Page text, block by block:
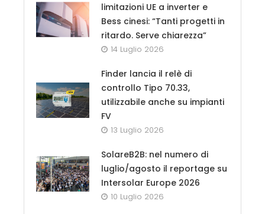
limitazioni UE a inverter e
Bess cinesi: “Tanti progetti in
ritardo. Serve chiarezza”
14 Luglio 2026
Finder lancia il relè di
controllo Tipo 70.33,
utilizzabile anche su impianti
FV
13 Luglio 2026
SolareB2B: nel numero di
luglio/agosto il reportage su
Intersolar Europe 2026
10 Luglio 2026